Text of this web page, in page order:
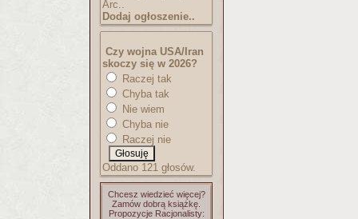
Arc..
Dodaj ogłoszenie..
Czy wojna USA/Iran
skoczy się w 2026?
Raczej tak
Chyba tak
Nie wiem
Chyba nie
Raczej nie
Oddano 121 głosów.
Chcesz wiedzieć więcej?
Zamów dobrą książkę.
Propozycje Racjonalisty: